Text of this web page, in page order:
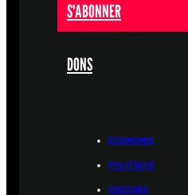
S'ABONNER
DONS
ÉCONOMIE
POLITIQUE
HISTOIRE